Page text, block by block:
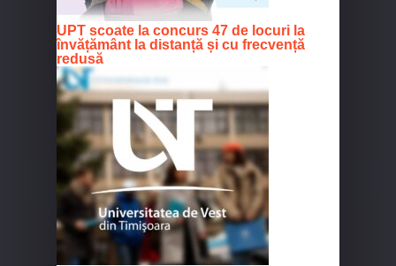
UPT scoate la concurs 47 de locuri la
învățământ la distanță și cu frecvență
redusă